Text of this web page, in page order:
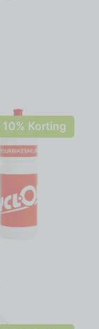
10% Korting